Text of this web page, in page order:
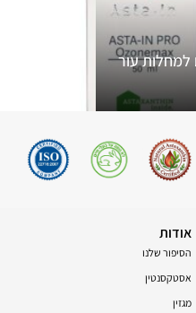
למחלות עור
אודות
הסיפור שלנו
אסטקסנטין
מגזין